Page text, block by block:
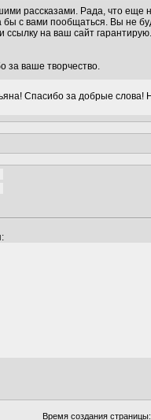
рассказами. Рада, что еще
бы с вами пообщаться. Вы не
ссылку на ваш сайт гарантирую.
за ваше творчество.
Спасибо за добрые
Время создания